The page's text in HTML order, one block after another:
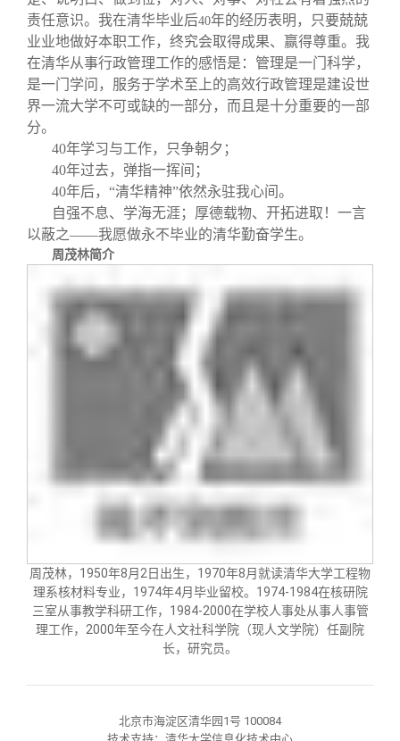
责任意识。我在清华毕业后40年的经历表明，只要兢兢
业业地做好本职工作，终究会取得成果、赢得尊重。我
在清华从事行政管理工作的感悟是：管理是一门科学，
是一门学问，服务于学术至上的高效行政管理是建设世
界一流大学不可或缺的一部分，而且是十分重要的一部
分。
40年学习与工作，只争朝夕；
40年过去，弹指一挥间；
40年后，“清华精神”依然永驻我心间。
自强不息、学海无涯；厚德载物、开拓进取！一言
以蔽之——我愿做永不毕业的清华勤奋学生。
周茂林简介
周茂林， 1950年8月 2 日出生， 1970年8月就读清华大学工程物
理系核材料专业， 1974年4月毕业留校。 1974-1984在核研院
三室从事教学科研工作， 1984-2000在学校人事处从事人事管
理工作， 2000年至今在人文社科学院（现人文学院）任副院
长，研究员。
北京市海淀区清华园1号 100084